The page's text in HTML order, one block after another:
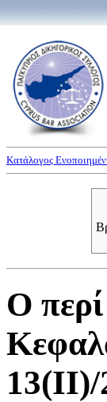
Κατάλογος
Ο
13(II)/